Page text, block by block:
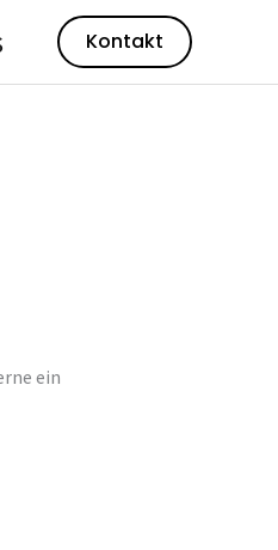
Kontakt
ein